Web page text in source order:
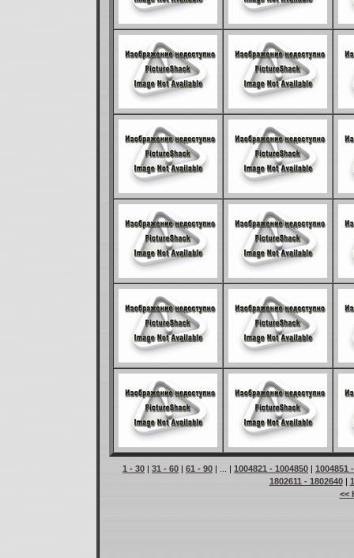
1 - 30 | 31 - 60 | 61 - 90 | ... | 1004821 - 1004850 | 1004851
1802611 - 1802640|
<<